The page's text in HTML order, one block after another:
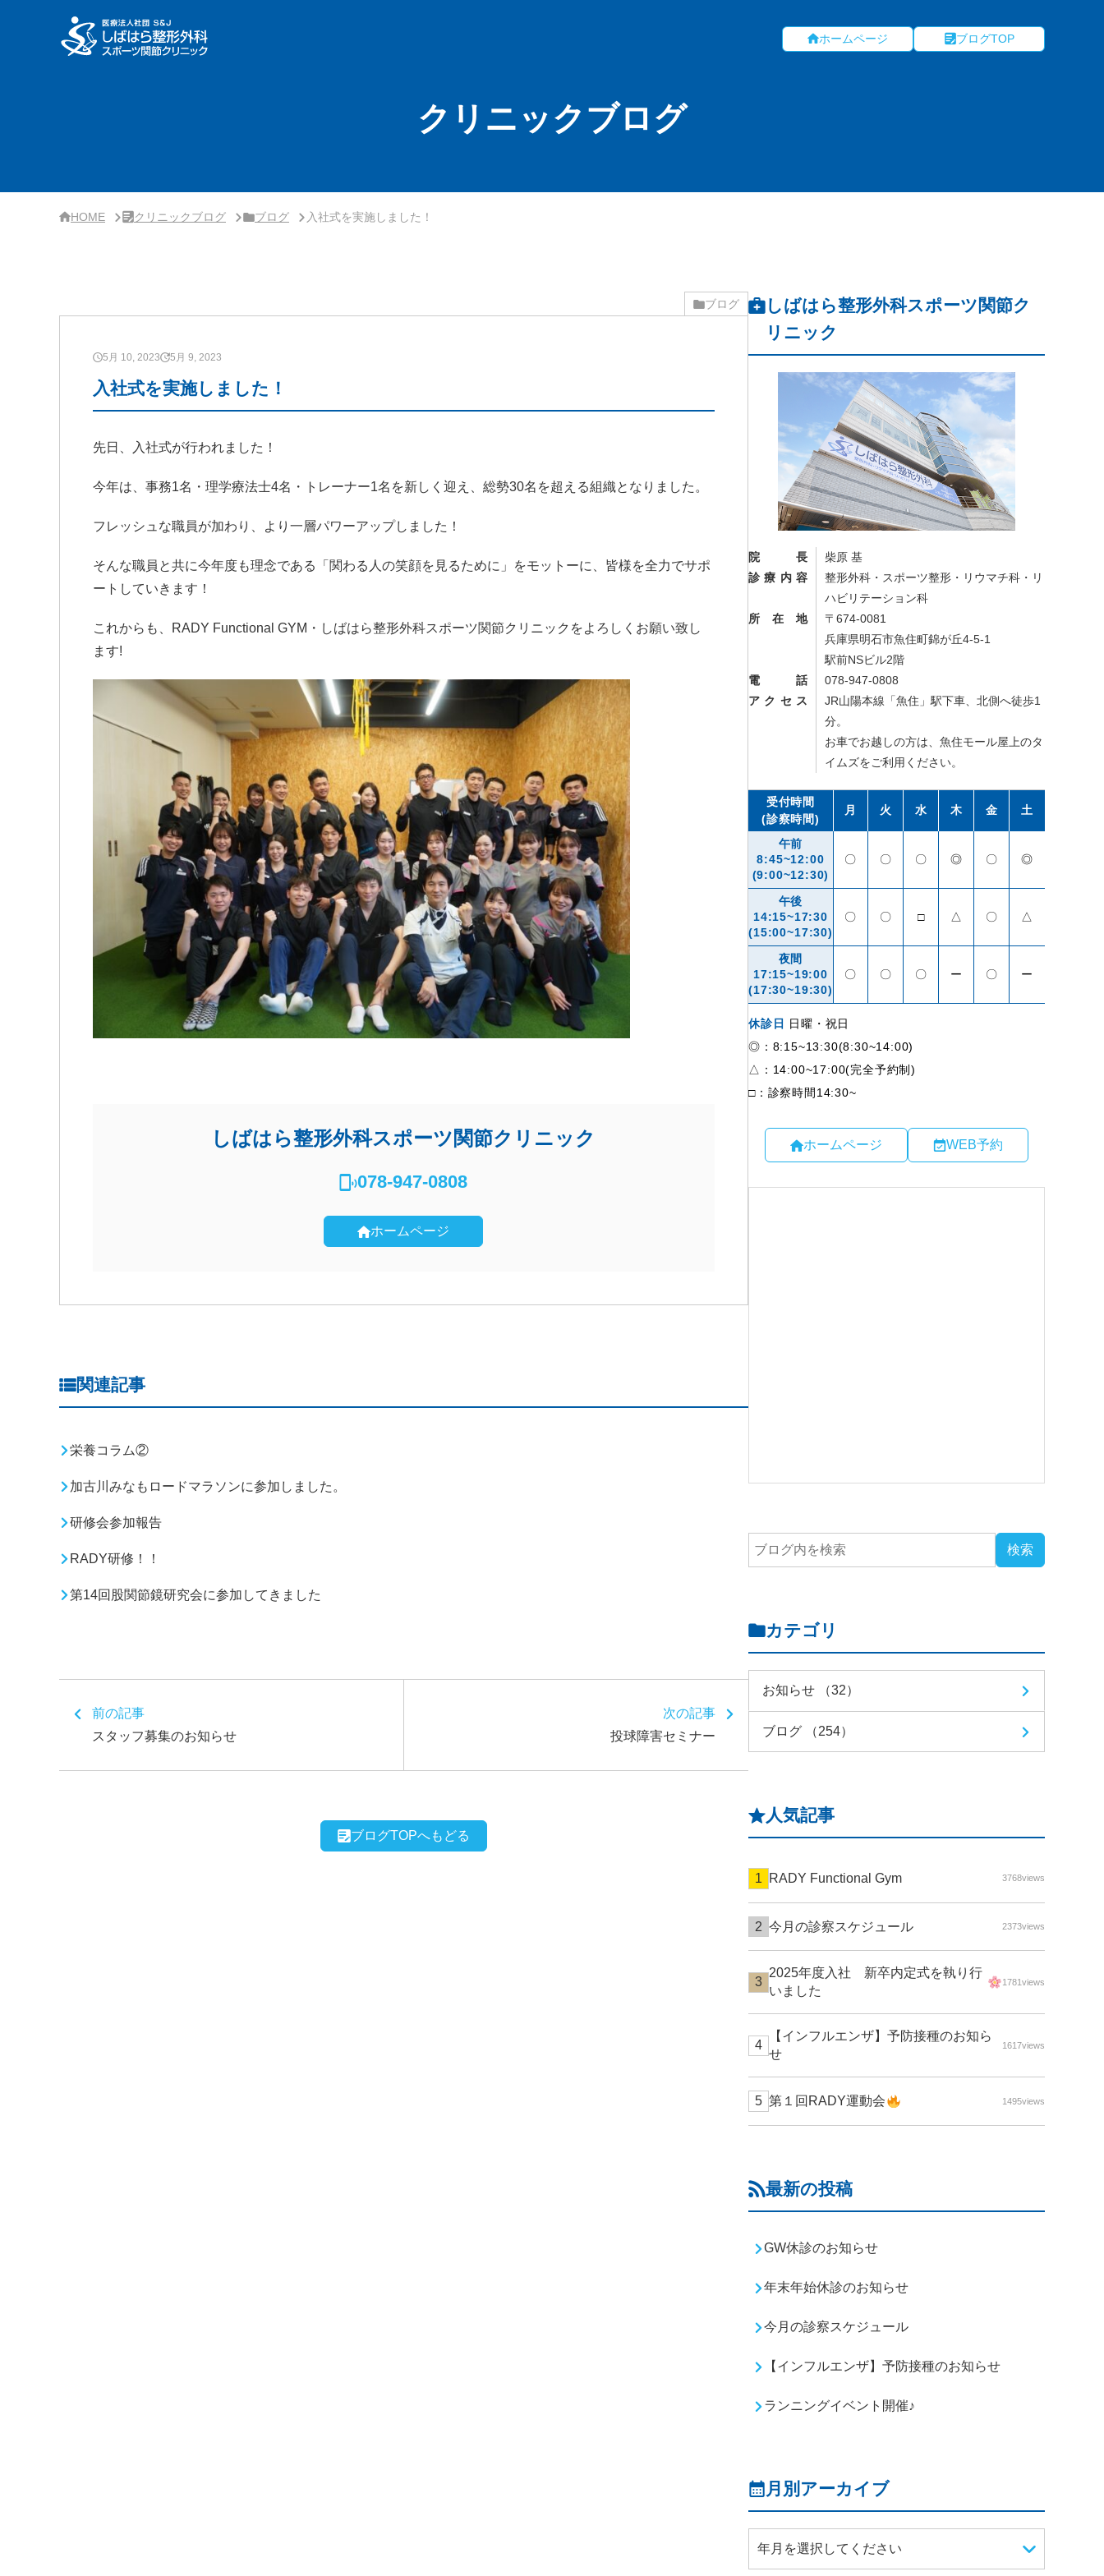
ホームページ ブログTOP
クリニックブログ
HOME クリニックブログ ブログ 入社式を実施しました！
ブログ
5月 10, 2023 5月 9, 2023
入社式を実施しました！
先日、入社式が行われました！
今年は、事務1名・理学療法士4名・トレーナー1名を新しく迎え、総勢30名を超える組織となりました。
フレッシュな職員が加わり、より一層パワーアップしました！
そんな職員と共に今年度も理念である「関わる人の笑顔を見るために」をモットーに、皆様を全力でサポ
ートしていきます！
これからも、RADY Functional GYM・しばはら整形外科スポーツ関節クリニックをよろしくお願い致し
ます!
しばはら整形外科スポーツ関節クリニック
078-947-0808
ホームページ
関連記事
栄養コラム②
加古川みなもロードマラソンに参加しました。
研修会参加報告
RADY研修！！
第14回股関節鏡研究会に参加してきました
前の記事
スタッフ募集のお知らせ
次の記事
投球障害セミナー
ブログTOPへもどる
しばはら整形外科スポーツ関節ク
リニック
院長
柴原 基
診療内容
整形外科・スポーツ整形・リウマチ科・リ
ハビリテーション科
所在地
〒674-0081
兵庫県明石市魚住町錦が丘4-5-1
駅前NSビル2階
電話
078-947-0808
アクセス
JR山陽本線「魚住」駅下車、北側へ徒歩1
分。
お車でお越しの方は、魚住モール屋上のタ
イムズをご利用ください。
ホームページ WEB予約
カテゴリ
お知らせ （32）
ブログ （254）
人気記事
RADY Functional Gym 3768views
今月の診察スケジュール 2373views
2025年度入社 新卒内定式を執り行
いました
1781views
【インフルエンザ】予防接種のお知ら
せ
1617views
第１回RADY運動会 1495views
最新の投稿
GW休診のお知らせ
年末年始休診のお知らせ
今月の診察スケジュール
【インフルエンザ】予防接種のお知らせ
ランニングイベント開催♪
月別アーカイブ
年月を選択してください